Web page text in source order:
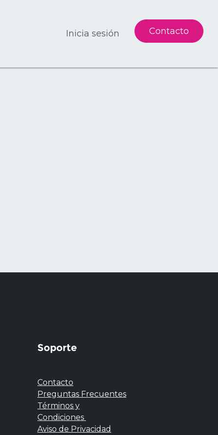
Inicia sesión Contacto
Soporte
Contacto
Preguntas Frecuentes
Términos y
Condiciones
Aviso de Privacidad